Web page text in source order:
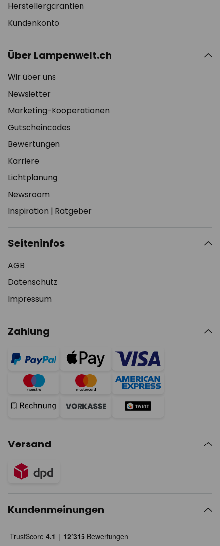
Herstellergarantien
Kundenkonto
Über Lampenwelt.ch
Wir über uns
Newsletter
Marketing-Kooperationen
Gutscheincodes
Bewertungen
Karriere
Lichtplanung
Newsroom
Inspiration | Ratgeber
Seiteninfos
AGB
Datenschutz
Impressum
Zahlung
Versand
Kundenmeinungen